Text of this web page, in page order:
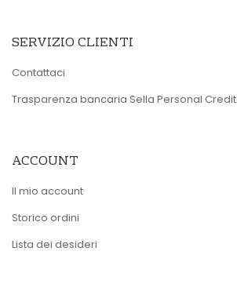
SERVIZIO CLIENTI
Contattaci
Trasparenza bancaria Sella Personal Credit
ACCOUNT
Il mio account
Storico ordini
Lista dei desideri